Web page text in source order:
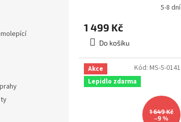
5-8 dní
1 499 Kč
Do košíku
Akce
Lepidlo zdarma
1 649 Kč
–9 %
Kód: MS-5-0141